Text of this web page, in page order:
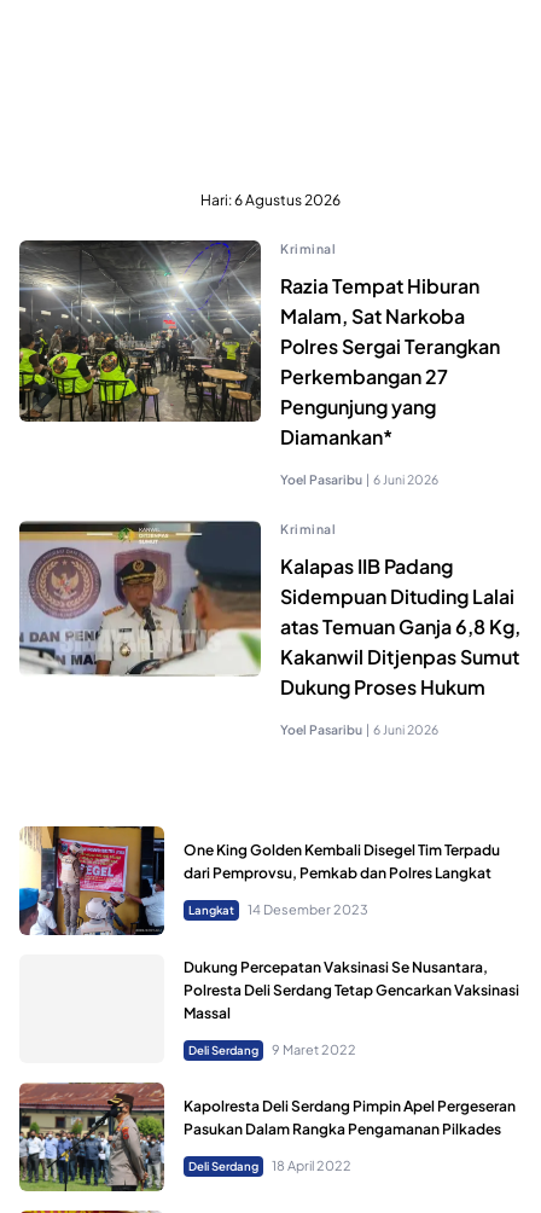
Hari:6 Agustus 2026
Kriminal
Razia Tempat Hiburan
Malam, Sat Narkoba
Polres Sergai Terangkan
Perkembangan 27
Pengunjung yang
Diamankan*
Yoel Pasaribu | 6 Juni 2026
Kriminal
Kalapas IIB Padang
Sidempuan Dituding Lalai
atas Temuan Ganja 6,8 Kg,
Kakanwil Ditjenpas Sumut
Dukung Proses Hukum
Yoel Pasaribu | 6 Juni 2026
One King Golden Kembali Disegel Tim Terpadu
dari Pemprovsu, Pemkab dan Polres Langkat
Langkat 14 Desember 2023
Dukung Percepatan Vaksinasi Se Nusantara,
Polresta Deli Serdang Tetap Gencarkan Vaksinasi
Massal
Deli Serdang 9 Maret 2022
Kapolresta Deli Serdang Pimpin Apel Pergeseran
Pasukan Dalam Rangka Pengamanan Pilkades
Deli Serdang 18 April 2022